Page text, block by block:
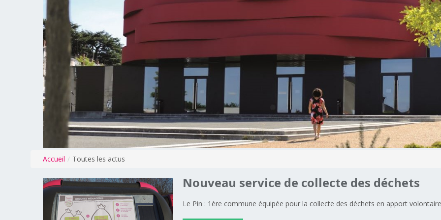
Accueil / Toutes les actus
Nouveau service de collecte des déchets
Le Pin : 1ère commune équipée pour la collecte des déchets en apport